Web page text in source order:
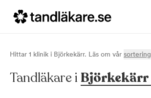
Hittar 1 klinik i Björkekärr. Läs om vår sortering
Tandläkare i Björkekärr